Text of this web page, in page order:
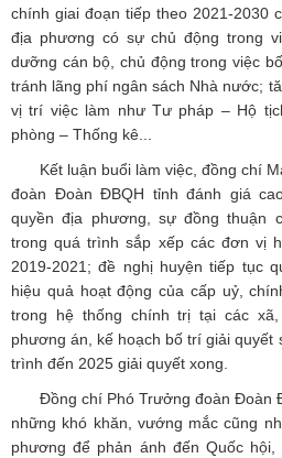
chính giai đoạn tiếp theo 2021-2030
địa phương có sự chủ động trong
dưỡng cán bộ, chủ động trong việc
tránh lãng phí ngân sách Nhà nước;
vị trí việc làm như Tư pháp – Hộ
phòng – Thống kê...
Kết luận buổi làm việc, đồng chí
đoàn Đoàn ĐBQH tỉnh đánh giá
quyền địa phương, sự đồng thuận
trong quá trình sắp xếp các đơn vị
2019-2021; đề nghị huyện tiếp tục
hiệu quả hoạt động của cấp uỷ,
trong hệ thống chính trị tại các
phương án, kế hoạch bố trí giải quyết
trình đến 2025 giải quyết xong.
Đồng chí Phó Trưởng đoàn Đoàn
những khó khăn, vướng mắc cũng
phương để phản ánh đến Quốc